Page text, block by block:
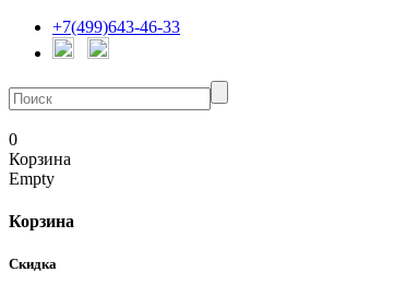
+7(499)643-46-33
0
Корзина
Empty
Корзина
Скидка